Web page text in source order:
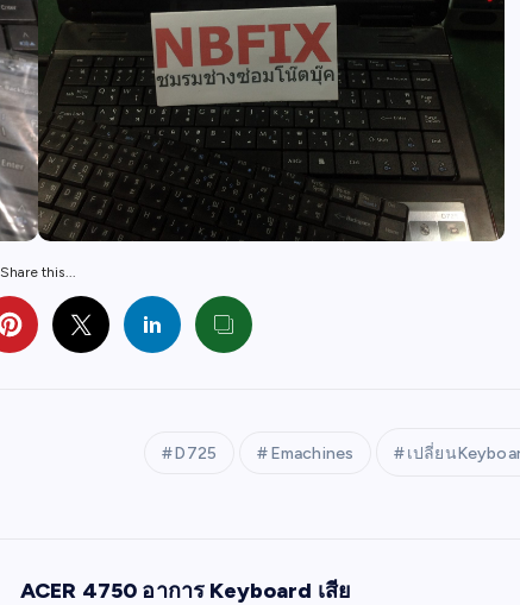
Share this...
D725 Emachines เปลี่ยน
ACER 4750 อาการ Keyboard เสีย